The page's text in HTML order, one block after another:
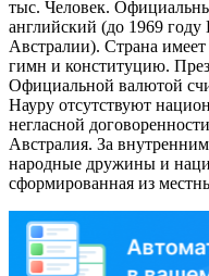
тыс. Человек.
английский (до 1969
Австралии). Страна
гимн и конституцию.
Официальной валютой
Науру отсутствуют
негласной
Австралия. За
народные дружины и
сформированная из